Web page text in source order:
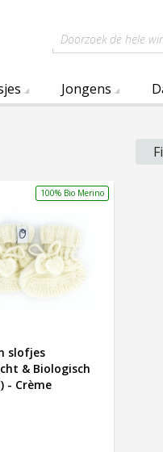
Doorzoek de hele
Jongens
100% Bio Merino
slofjes
& Biologisch
- Crème